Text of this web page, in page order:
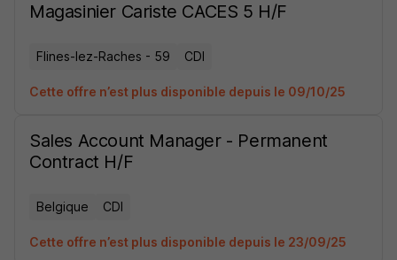
Magasinier Cariste CACES 5 H/F
Flines-lez-Raches - 59 CDI
Cette offre n’est plus disponible depuis le 09/10/25
Sales Account Manager - Permanent
Contract H/F
Belgique CDI
Cette offre n’est plus disponible depuis le 23/09/25